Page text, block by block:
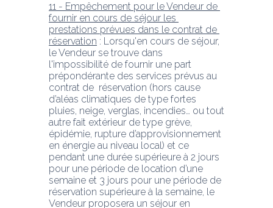
11 - Empêchement pour le Vendeur de
fournir en cours de séjour les
prestations prévues dans le contrat de
réservation : Lorsqu'en cours de séjour,
le Vendeur se trouve dans
l'impossibilité de fournir une part
prépondérante des services prévus au
contrat de  réservation (hors cause
d’aléas climatiques de type fortes
pluies, neige, verglas, incendies… ou tout
autre fait extérieur de type grève,
épidémie, rupture d’approvisionnement
en énergie au niveau local) et ce
pendant une durée supérieure à 2 jours
pour une période de location d’une
semaine et 3 jours pour une période de
réservation supérieure à la semaine, le
Vendeur proposera un séjour en